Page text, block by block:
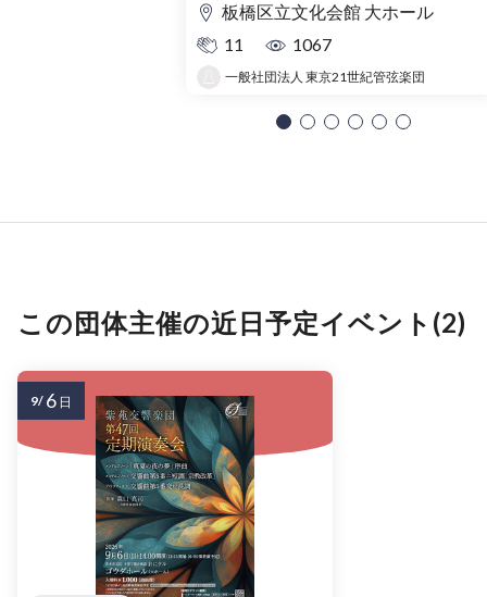
板橋区立文化会館 大ホール
11
1067
一般社団法人 東京21世紀管弦楽団
この団体主催の近日予定イベント(2)
9/ 6 日